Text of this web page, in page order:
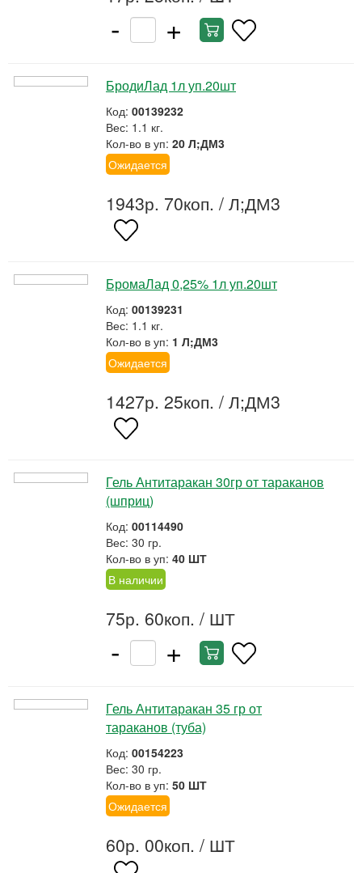
- +
БродиЛад 1л уп.20шт
Код: 00139232
Вес: 1.1 кг.
Кол-во в уп: 20 Л;ДМ3
Ожидается
1943р. 70коп. / Л;ДМ3
БромаЛад 0,25% 1л уп.20шт
Код: 00139231
Вес: 1.1 кг.
Кол-во в уп: 1 Л;ДМ3
Ожидается
1427р. 25коп. / Л;ДМ3
Гель Антитаракан 30гр от тараканов
(шприц)
Код: 00114490
Вес: 30 гр.
Кол-во в уп: 40 ШТ
В наличии
75р. 60коп. / ШТ
- +
Гель Антитаракан 35 гр от
тараканов (туба)
Код: 00154223
Вес: 30 гр.
Кол-во в уп: 50 ШТ
Ожидается
60р. 00коп. / ШТ